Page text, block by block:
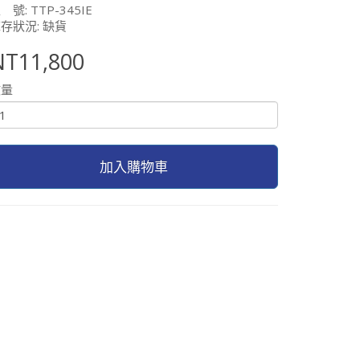
號: TTP-345IE
狀況: 缺貨
加入購物車